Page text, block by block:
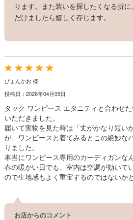
ります。また装いを探したくなる折
だけましたら嬉しく存じます。
ぴょんかお 様
投稿日：2026年04月05日
タック ワンピース エタニティと合わせ
いただきました。
届いて実物を見た時は「丈がかなり短い
が、ワンピースと着てみるとこの絶妙
りました。
本当にワンピース専用のカーディガンな
春の暖かい日でも、室内は空調が効いて
ので生地感もよく重宝するのではないか
お店からのコメント